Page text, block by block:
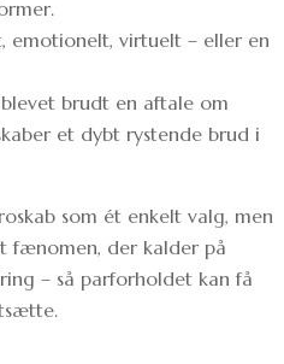
emotionelt, virtuelt – eller en
brudt en aftale om
et dybt rystende brud i
som ét enkelt valg, men
fænomen, der kalder på
– så parforholdet kan få